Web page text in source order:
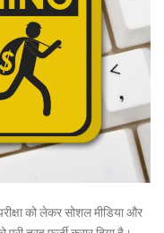
को लेकर सोशल मीडिया और